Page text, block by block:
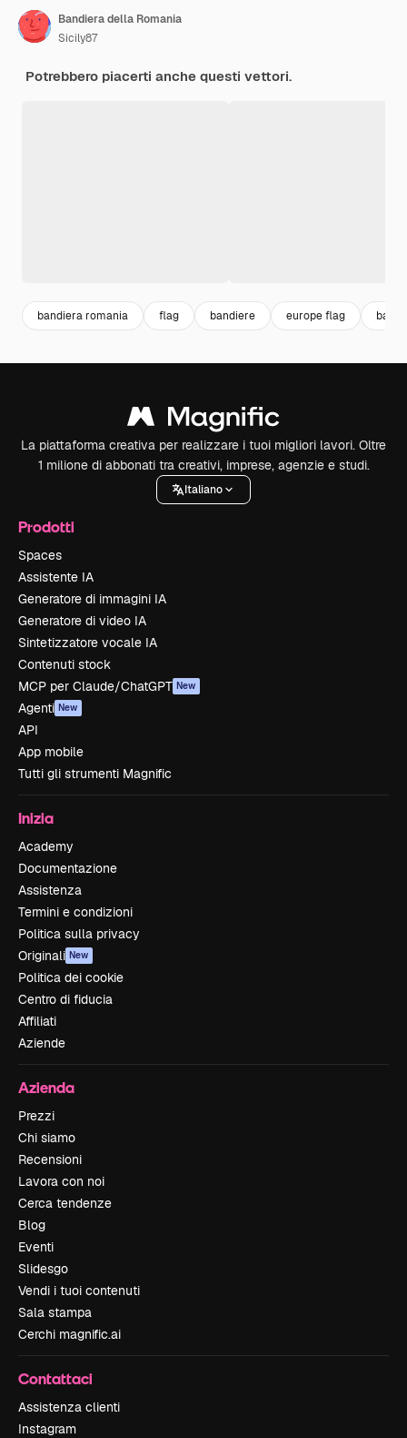
Bandiera della Romania
Sicily87
Potrebbero piacerti anche questi vettori.
bandiera romania flag bandiere europe flag
La piattaforma creativa per realizzare i tuoi migliori lavori. Oltre
1 milione di abbonati tra creativi, imprese, agenzie e studi.
Italiano
Prodotti
Spaces
Assistente IA
Generatore di immagini IA
Generatore di video IA
Sintetizzatore vocale IA
Contenuti stock
MCP per Claude/ChatGPT New
Agenti New
API
App mobile
Tutti gli strumenti Magnific
Inizia
Academy
Documentazione
Assistenza
Termini e condizioni
Politica sulla privacy
Originali New
Politica dei cookie
Centro di fiducia
Affiliati
Aziende
Azienda
Prezzi
Chi siamo
Recensioni
Lavora con noi
Cerca tendenze
Blog
Eventi
Slidesgo
Vendi i tuoi contenuti
Sala stampa
Cerchi magnific.ai
Contattaci
Assistenza clienti
Instagram